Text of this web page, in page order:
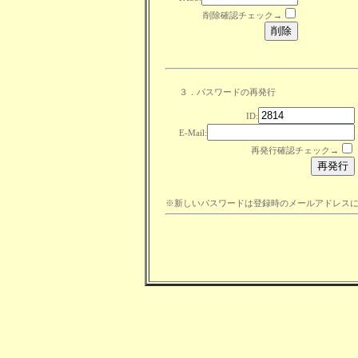
削除確認チェック→
３．パスワードの再発行
ID:
E-Mail:
再発行確認チェック→
※新しいパスワードは登録時のメールアドレス